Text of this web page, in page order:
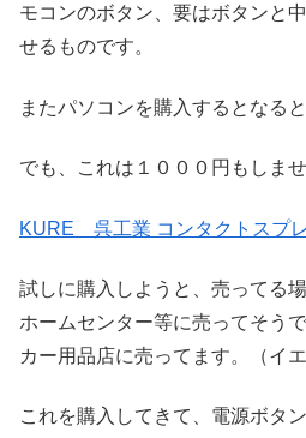
モコンのボタン、要はボタンと
せるものです。
またパソコンを購入するとなる
でも、これは１０００円もしませ
KURE 呉工業 コンタクトスプ
試しに購入しようと、売ってる
ホームセンター等に売ってそう
カー用品店に売ってます。（イ
これを購入してきて、電源ボタ